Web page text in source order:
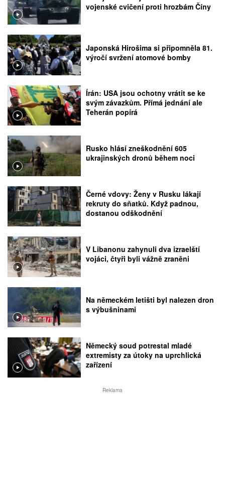
vojenské cvičení proti hrozbám Číny
Japonská Hirošima si připomněla 81.
výročí svržení atomové bomby
Írán: USA jsou ochotny vrátit se ke
svým závazkům. Přímá jednání ale
Teherán popírá
Rusko hlásí zneškodnění 605
ukrajinských dronů během noci
Černé vdovy: Ženy v Rusku lákají
rekruty do sňatků. Když padnou,
dostanou odškodnění
V Libanonu zahynuli dva izraelští
vojáci, čtyři byli vážně zraněni
Na německém letišti byl nalezen dron
s výbušninami
Německý soud potrestal mladé
extremisty za útoky na uprchlická
zařízení
Reklama